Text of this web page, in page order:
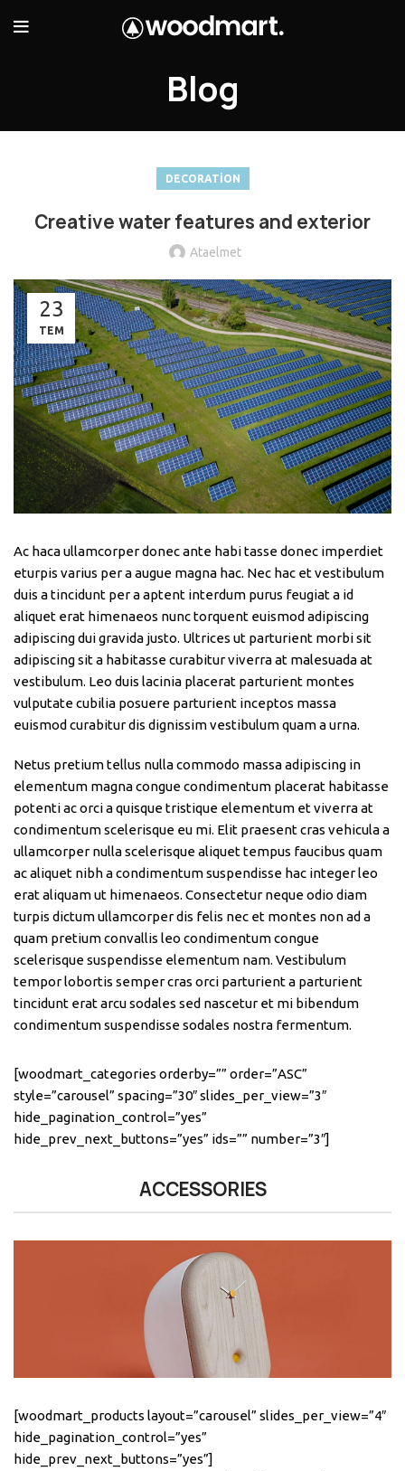
Blog
DECORATION
Creative water features and exterior
Ataelmet
23
TEM
Ac haca ullamcorper donec ante habi tasse donec imperdiet
eturpis varius per a augue magna hac. Nec hac et vestibulum
duis a tincidunt per a aptent interdum purus feugiat a id
aliquet erat himenaeos nunc torquent euismod adipiscing
adipiscing dui gravida justo. Ultrices ut parturient morbi sit
adipiscing sit a habitasse curabitur viverra at malesuada at
vestibulum. Leo duis lacinia placerat parturient montes
vulputate cubilia posuere parturient inceptos massa
euismod curabitur dis dignissim vestibulum quam a urna.
Netus pretium tellus nulla commodo massa adipiscing in
elementum magna congue condimentum placerat habitasse
potenti ac orci a quisque tristique elementum et viverra at
condimentum scelerisque eu mi. Elit praesent cras vehicula a
ullamcorper nulla scelerisque aliquet tempus faucibus quam
ac aliquet nibh a condimentum suspendisse hac integer leo
erat aliquam ut himenaeos. Consectetur neque odio diam
turpis dictum ullamcorper dis felis nec et montes non ad a
quam pretium convallis leo condimentum congue
scelerisque suspendisse elementum nam. Vestibulum
tempor lobortis semper cras orci parturient a parturient
tincidunt erat arcu sodales sed nascetur et mi bibendum
condimentum suspendisse sodales nostra fermentum.
[woodmart_categories orderby=”” order=”ASC”
style=”carousel” spacing=”30″ slides_per_view=”3″
hide_pagination_control=”yes”
hide_prev_next_buttons=”yes” ids=”” number=”3″]
ACCESSORIES
[woodmart_products layout=”carousel” slides_per_view=”4″
hide_pagination_control=”yes”
hide_prev_next_buttons=”yes”]